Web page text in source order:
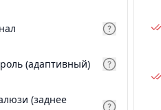
(адаптивный)
(заднее